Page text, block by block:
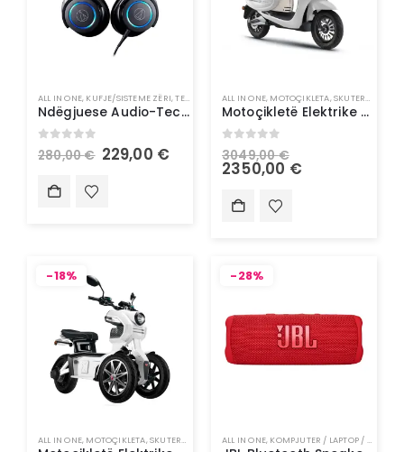
ALL IN ONE, KUFJE/SISTEME ZËRI,TEKNOLOGJI
Ndëgjuese Audio-Technica me kabllo dhe mikrofon LED
0 out of 5
280,00€ 229,00 €
ALL IN ONE, MOTOÇIKLETA,SKUTERA ELEKTRIK
Motoçikletë Elektrike – Doohan Uranus 1500W 45Km/h
0 out of 5
3049,00€
2350,00 €
-18%
ALL IN ONE, MOTOÇIKLETA,SKUTERA ELEKTRIK
-28%
ALL IN ONE, KOMPJUTER / LAPTOP / TABLET